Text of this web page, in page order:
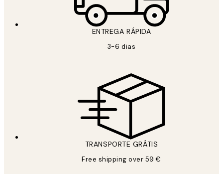
ENTREGA RÁPIDA
3-6 dias
TRANSPORTE GRÁTIS
Free shipping over 59 €